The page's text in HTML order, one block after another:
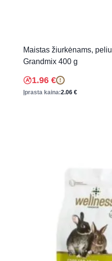
Maistas žiurkėnams,
Grandmix 400 g
1.96 € !
Įprasta kaina:2.06 €